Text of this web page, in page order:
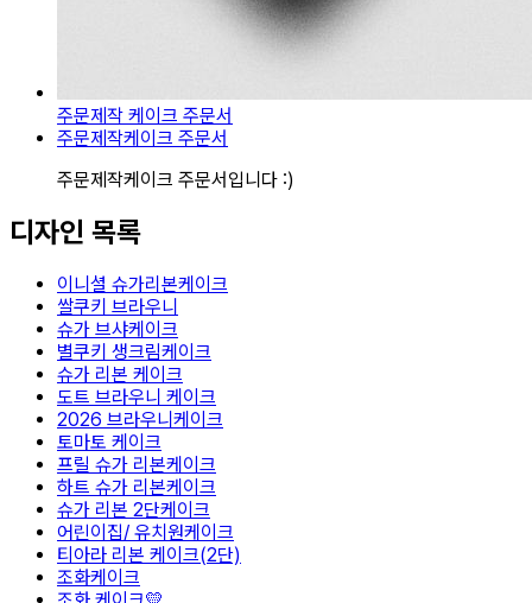
주문제작 케이크 주문서
주문제작케이크 주문서
주문제작케이크 주문서입니다 :)
디자인 목록
이니셜 슈가리본케이크
쌀쿠키 브라우니
슈가 브샤케이크
별쿠키 생크림케이크
슈가 리본 케이크
도트 브라우니 케이크
2026 브라우니케이크
토마토 케이크
프릴 슈가 리본케이크
하트 슈가 리본케이크
슈가 리본 2단케이크
어린이집/ 유치원케이크
티아라 리본 케이크(2단)
조화케이크